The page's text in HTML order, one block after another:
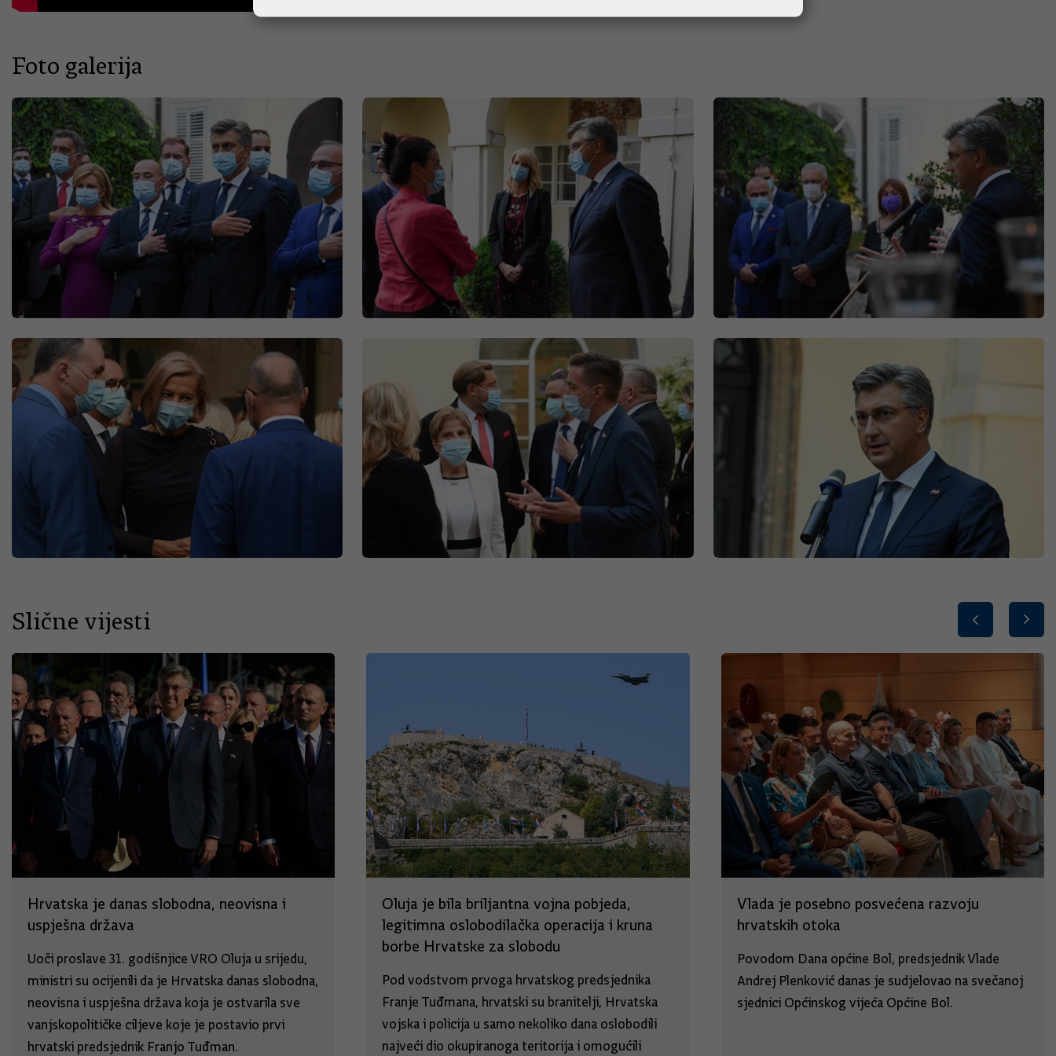
Foto galerija
Slične vijesti
Hrvatska je danas slobodna, neovisna i
uspješna država
Uoči proslave 31. godišnjice VRO Oluja u srijedu,
ministri su ocijenili da je Hrvatska danas slobodna,
neovisna i uspješna država koja je ostvarila sve
vanjskopolitičke ciljeve koje je postavio prvi
hrvatski predsjednik Franjo Tuđman.
Oluja je bila briljantna vojna pobjeda,
legitimna oslobodilačka operacija i kruna
borbe Hrvatske za slobodu
Pod vodstvom prvoga hrvatskog predsjednika
Franje Tuđmana, hrvatski su branitelji, Hrvatska
vojska i policija u samo nekoliko dana oslobodili
najveći dio okupiranoga teritorija i omogućili
Vlada je posebno posvećena razvoju
hrvatskih otoka
Povodom Dana općine Bol, predsjednik Vlade
Andrej Plenković danas je sudjelovao na svečanoj
sjednici Općinskog vijeća Općine Bol.